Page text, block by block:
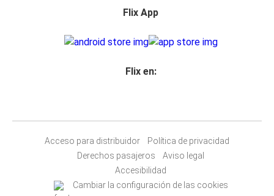
Flix App
Flix en:
Acceso para distribuidor
Política de privacidad
Derechos pasajeros
Aviso legal
Accesibilidad
Cambiar la configuración de las cookies